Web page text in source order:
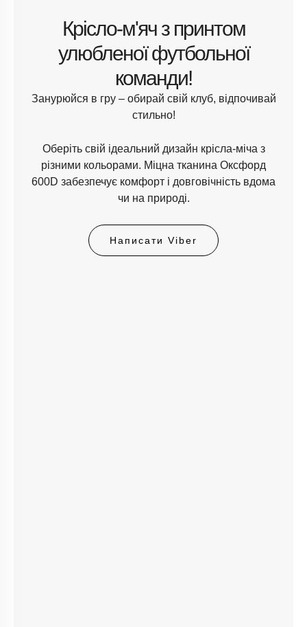
Крісло-м'яч з принтом
улюбленої футбольної
команди!
Занурюйся в гру – обирай свій клуб, відпочивай
стильно!
Оберіть свій ідеальний дизайн крісла-міча з
різними кольорами. Міцна тканина Оксфорд
600D забезпечує комфорт і довговічність вдома
чи на природі.
Написати Viber